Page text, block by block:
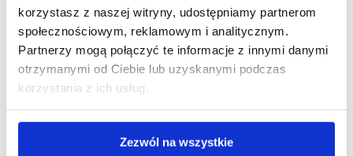
korzystasz z naszej witryny, udostępniamy partnerom
społecznościowym, reklamowym i analitycznym.
Partnerzy mogą połączyć te informacje z innymi danymi
otrzymanymi od Ciebie lub uzyskanymi podczas
korzystania z ich usług.
Zezwól na wszystkie
Fytoftoroza – choroba grzybowa spowodowana
przez grzyby glebowe z rodzaju Phytophthora.
Infekuje system korzeniowy prowadząc do jego
gnicia. Objawia się brązowieniem
i przebarwieniami igieł, a z czasem więdnięciem
całej rośliny. Zwalczanie preparatem Proplant
722SL.